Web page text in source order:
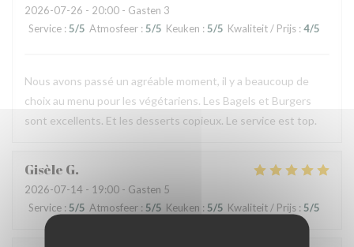
2026-07-26 - 20:00 - Gasten 3
Service : 5/5 Atmosfeer : 5/5 Keuken : 5/5 Kwaliteit / Prijs : 4/5
Nous avons passé un agréable moment, il y a beaucoup de
choix au menu pour les végétariens. Les Bagels et Burgers
sont excellents. Et les desserts copieux. Le service est top.
Gisèle G
2026-07-14 - 19:00 - Gasten 5
Service : 5/5 Atmosfeer : 5/5 Keuken : 5/5 Kwaliteit / Prijs : 5/5